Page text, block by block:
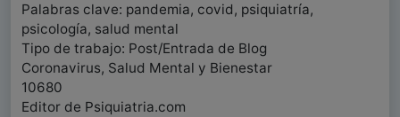
Palabras clave: pandemia, covid, psiquiatría,
psicología, salud mental
Tipo de trabajo: Post/Entrada de Blog
Coronavirus, Salud Mental y Bienestar
10680
Editor de Psiquiatria.com